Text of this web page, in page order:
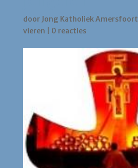
door Jong Katholiek Amersfoort
vieren
0 reacties